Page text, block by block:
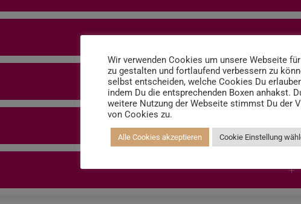
Wir verwenden Cookies um unsere Webseite
zu gestalten und fortlaufend verbessern zu
selbst entscheiden, welche Cookies Du
indem Du die entsprechenden Boxen anhakst.
weitere Nutzung der Webseite stimmst Du der
von Cookies zu.
Alle Cookies akzeptieren Cookie Einstellung